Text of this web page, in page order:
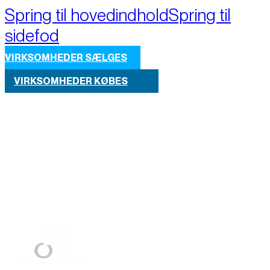
Spring til hovedindholdSpring til
sidefod
VIRKSOMHEDER SÆLGES
VIRKSOMHEDER KØBES